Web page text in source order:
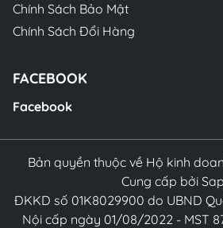
Chính Sách Bảo Mật
Chính Sách Đổi Hàng
FACEBOOK
Facebook
Bản quyền thuộc về Hộ kinh
Cung cấp bởi
ĐKKD số 01K8029900 do UBND
Nội cấp ngày 01/08/2022 - MST